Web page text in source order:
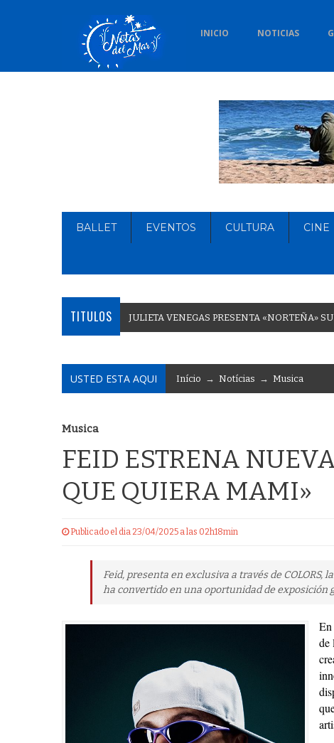
INICIO NOTICIAS
BALLET EVENTOS CULTURA CINE
TITULOS JULIETA VENEGAS PRESENTA «NORTEÑA» SU
USTED ESTA AQUI Início → Notícias → Musica
Musica
FEID ESTRENA
QUE QUIERA MAMI»
Publicado el dia 23/04/2025 a las 02h18min
Feid, presenta en exclusiva a través de
ha convertido en una oportunidad de
En
de